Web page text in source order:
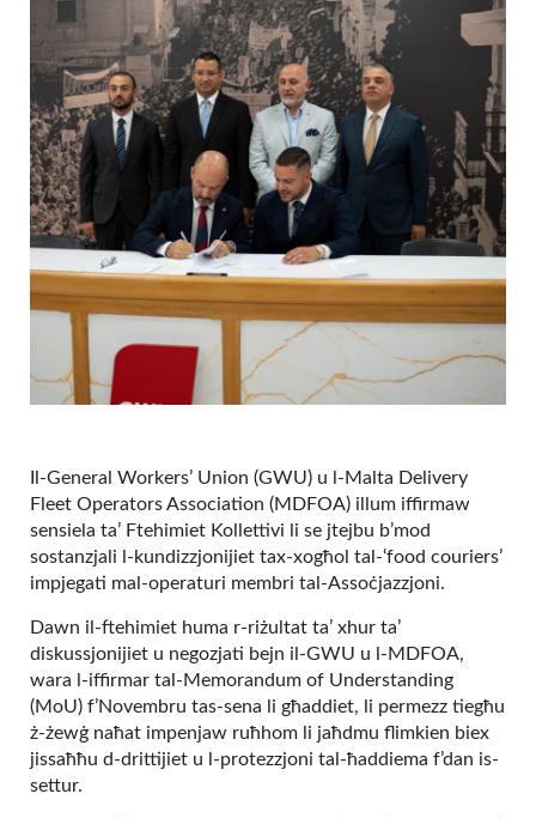
Il-General Workers’ Union (GWU) u l-Malta Delivery
Fleet Operators Association (MDFOA) illum iffirmaw
sensiela ta’ Ftehimiet Kollettivi li se jtejbu b’mod
sostanzjali l-kundizzjonijiet tax-xogħol tal-‘food couriers’
impjegati mal-operaturi membri tal-Assoċjazzjoni.
Dawn il-ftehimiet huma r-riżultat ta’ xhur ta’
diskussjonijiet u negozjati bejn il-GWU u l-MDFOA,
wara l-iffirmar tal-Memorandum of Understanding
(MoU) f’Novembru tas-sena li għaddiet, li permezz tiegħu
ż-żewġ naħat impenjaw ruħhom li jaħdmu flimkien biex
jissaħħu d-drittijiet u l-protezzjoni tal-ħaddiema f’dan is-
settur.